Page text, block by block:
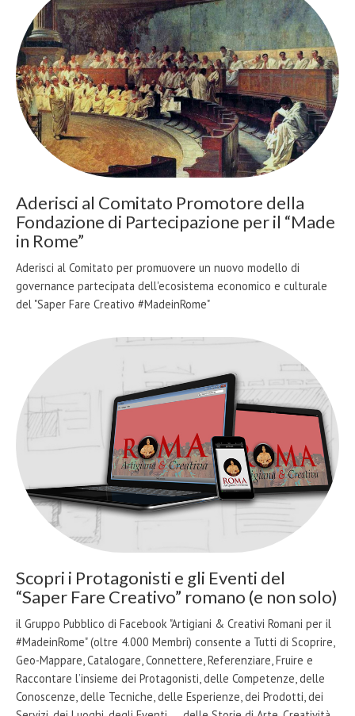
Aderisci al Comitato Promotore della
Fondazione di Partecipazione per il “Made
in Rome”
Aderisci al Comitato per promuovere un nuovo modello di
governance partecipata dell'ecosistema economico e culturale
del "Saper Fare Creativo #MadeinRome"
Scopri i Protagonisti e gli Eventi del
“Saper Fare Creativo” romano (e non solo)
il Gruppo Pubblico di Facebook "Artigiani & Creativi Romani per il
#MadeinRome" (oltre 4.000 Membri) consente a Tutti di Scoprire,
Geo-Mappare, Catalogare, Connettere, Referenziare, Fruire e
Raccontare l’insieme dei Protagonisti, delle Competenze, delle
Conoscenze, delle Tecniche, delle Esperienze, dei Prodotti, dei